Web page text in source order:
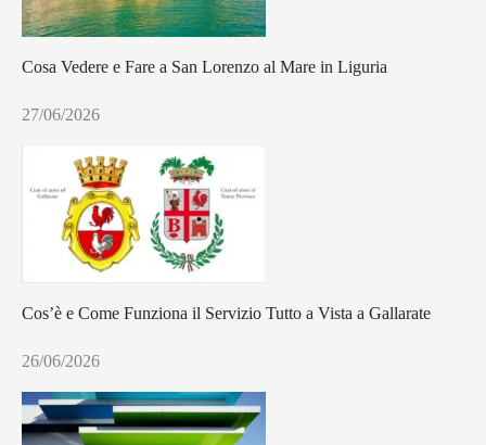
Cosa Vedere e Fare a San Lorenzo al Mare in Liguria
27/06/2026
Cos’è e Come Funziona il Servizio Tutto a Vista a Gallarate
26/06/2026